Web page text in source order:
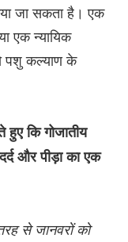
जा सकता है। एक
एक न्यायिक
पशु कल्याण के
हुए कि गोजातीय
और पीड़ा का एक
से जानवरों को